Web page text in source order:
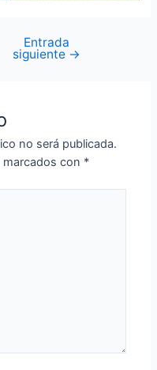
Entrada
siguiente →
no será publicada.
con *